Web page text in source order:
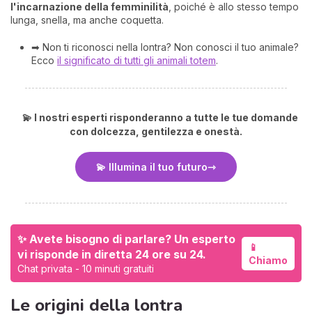
l'incarnazione della femminilità , poiché è allo stesso tempo
lunga, snella, ma anche coquetta.
➡ Non ti riconosci nella lontra? Non conosci il tuo animale?
Ecco il significato di tutti gli animali totem.
💫 I nostri esperti risponderanno a tutte le tue domande
con dolcezza, gentilezza e onestà.
💫 Illumina il tuo futuro
✨ Avete bisogno di parlare? Un esperto
vi risponde in diretta 24 ore su 24.
Chat privata - 10 minuti gratuiti
📱
Chiamo
Le origini della lontra